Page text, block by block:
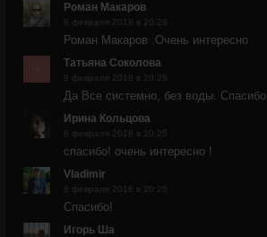
Роман Макаров
8 февраля 2018 в 20:28
Роман Макаров .Очень интересно
Татьяна Соколова
8 февраля 2018 в 20:26
Да Все системно, без воды. Спасибо
Ирина Кольцова
8 февраля 2018 в 20:25
спасибо! очень интересно !
Vladimir
8 февраля 2018 в 20:25
Спасибо!
Игорь Ша